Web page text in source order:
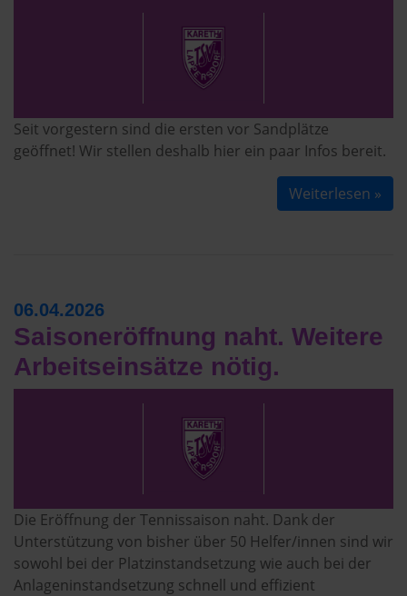
Seit vorgestern sind die ersten vor Sandplätze
geöffnet! Wir stellen deshalb hier ein paar Infos bereit.
Weiterlesen »
06.04.2026
Saisoneröffnung naht. Weitere
Arbeitseinsätze nötig.
Die Eröffnung der Tennissaison naht. Dank der
Unterstützung von bisher über 50 Helfer/innen sind wir
sowohl bei der Platzinstandsetzung wie auch bei der
Anlageninstandsetzung schnell und effizient